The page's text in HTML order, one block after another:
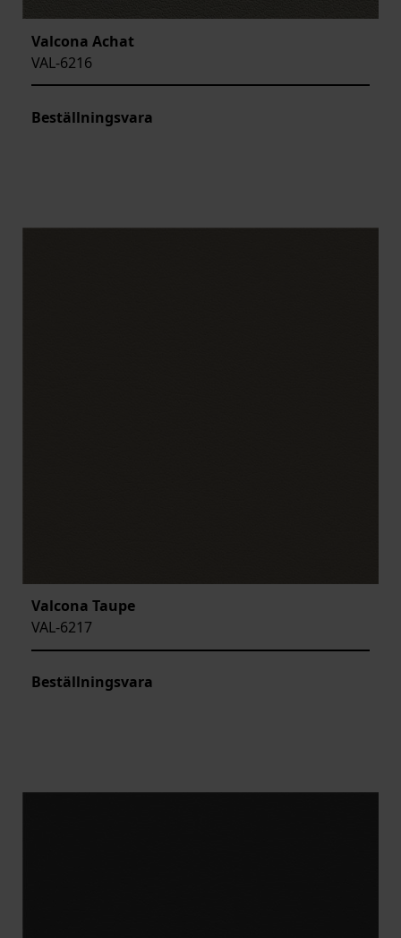
Valcona Achat
VAL-6216
Beställningsvara
Valcona Taupe
VAL-6217
Beställningsvara